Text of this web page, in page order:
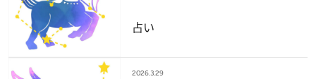
占い
2026.3.29